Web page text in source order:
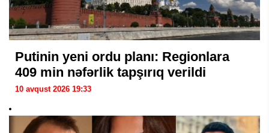
Putinin yeni ordu planı: Regionlara
409 min nəfərlik tapşırıq verildi
10 avqust 2026 19:33